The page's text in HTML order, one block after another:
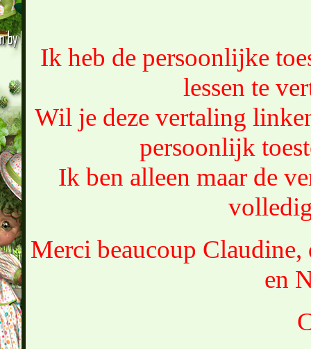
Ik heb de persoonlijke
lessen te
Wil je deze vertaling
persoonlijk
Ik ben alleen maar de
Merci beaucoup
en